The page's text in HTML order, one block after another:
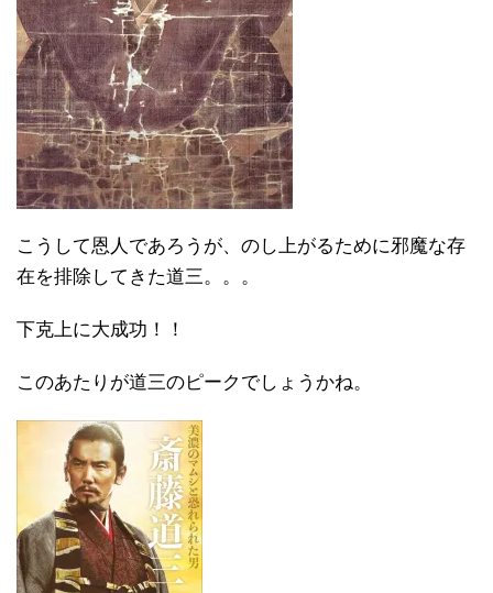
こうして恩人であろうが、のし上がるために邪魔な存
在を排除してきた道三。。。
下克上に大成功！！
このあたりが道三のピークでしょうかね。